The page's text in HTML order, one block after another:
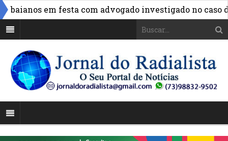
em festa com advogado investigado no caso do